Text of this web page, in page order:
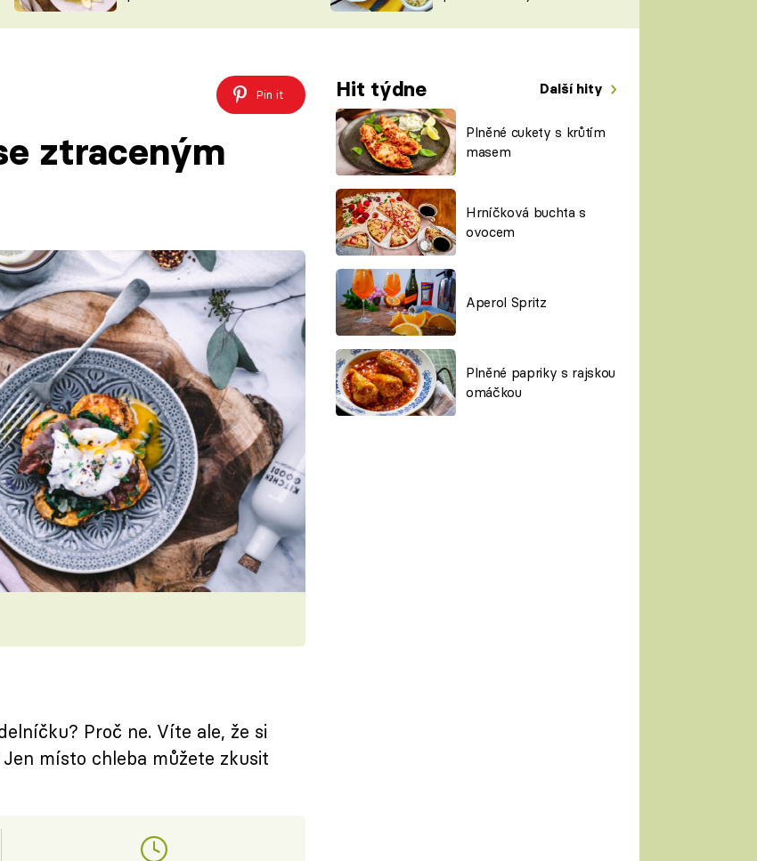
VYCHYTÁVKY
ŠÉFREDAKTORKY
ČASOPIS
Pin it Hit týdne Další hity
Plněné cukety s krůtím
masem
Hrníčková buchta s
ovocem
Aperol Spritz
Plněné papriky s rajskou
omáčkou
ztraceným
Proč ne. Víte ale, že si
místo chleba můžete zkusit